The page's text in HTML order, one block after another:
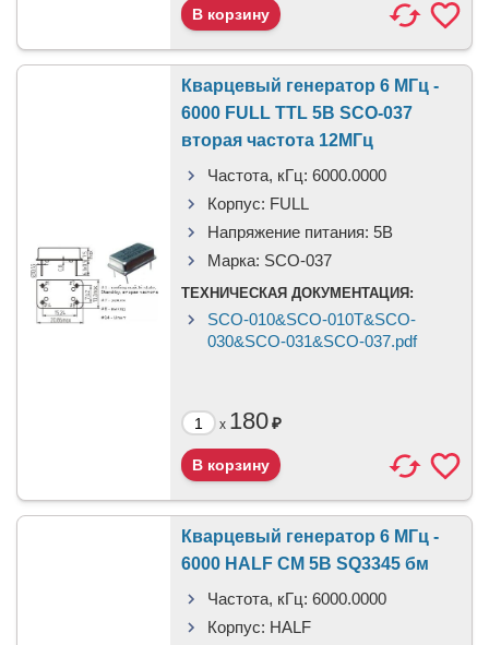
Кварцевый генератор 6 МГц -
6000 FULL TTL 5В SCO-037
вторая частота 12МГц
Частота, кГц: 6000.0000
Корпус: FULL
Напряжение питания: 5В
Марка: SCO-037
ТЕХНИЧЕСКАЯ ДОКУМЕНТАЦИЯ:
SCO-010&SCO-010T&SCO-
030&SCO-031&SCO-037.pdf
x 180₽
Кварцевый генератор 6 МГц -
6000 HALF CM 5В SQ3345 бм
Частота, кГц: 6000.0000
Корпус: HALF